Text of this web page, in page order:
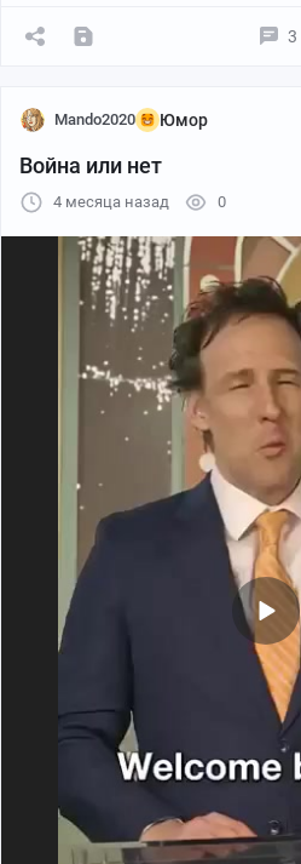
3
Mando2020 Юмор
Война или нет
4 месяца назад 0